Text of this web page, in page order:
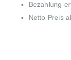
Bezahlung
Netto Preis